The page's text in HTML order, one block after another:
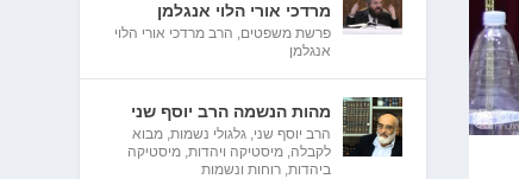
מרדכי אורי הלוי אנגלמן
פרשת משפטים, הרב מרדכי אורי הלוי
אנגלמן
מהות הנשמה הרב יוסף שני
הרב יוסף שני,גלגולי נשמות,מבוא
לקבלה,מיסטיקה ויהדות,מיסטיקה
ביהדות,רוחות ונשמות